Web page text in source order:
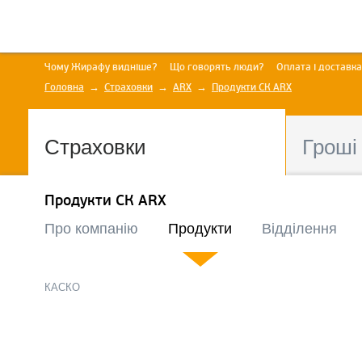
Чому Жирафу видніше? Що говорять люди?
Оплата і доставка
Головна
Страховки ARX Продукти СК ARX
Страховки Гроші
Продукти СК ARX
Про компанію Продукти Відділення
КАСКО